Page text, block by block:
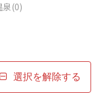
泉(0)
選択を解除する